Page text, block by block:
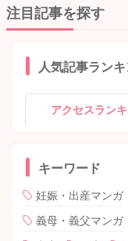
注目記事を探す
人気記事ラン
アクセスラン
キーワード
妊娠・出産マンガ
義母・義父マンガ